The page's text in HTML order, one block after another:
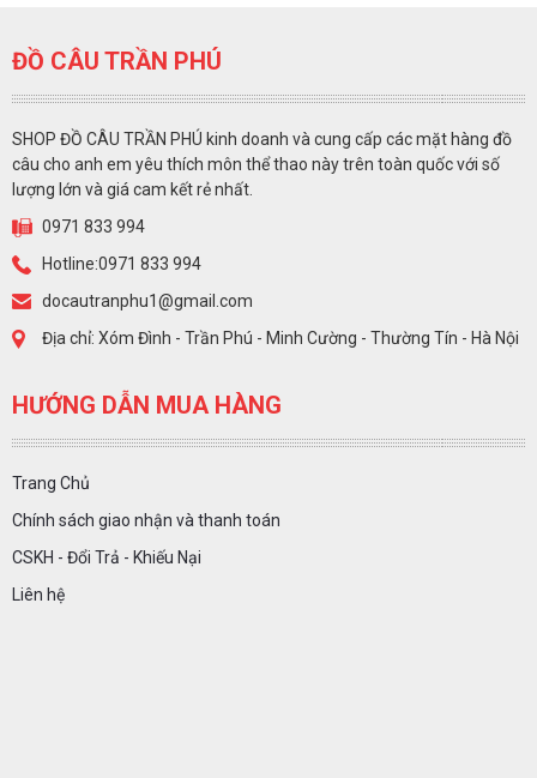
ĐỒ CÂU TRẦN PHÚ
SHOP ĐỒ CÂU TRẦN PHÚ kinh doanh và cung cấp các mặt hàng đồ
câu cho anh em yêu thích môn thể thao này trên toàn quốc với số
lượng lớn và giá cam kết rẻ nhất.
0971 833 994
Hotline:0971 833 994
docautranphu1@gmail.com
Địa chỉ: Xóm Đình - Trần Phú - Minh Cường - Thường Tín - Hà Nội
HƯỚNG DẪN MUA HÀNG
Trang Chủ
Chính sách giao nhận và thanh toán
CSKH - Đổi Trả - Khiếu Nại
Liên hệ